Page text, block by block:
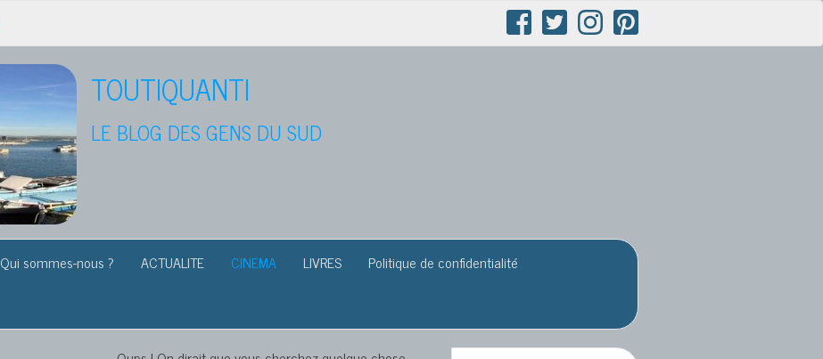
TOUTIQUANTI
LE BLOG DES GENS DU SUD
Qui sommes-nous ? ACTUALITE CINEMA LIVRES
Politique de confidentialité